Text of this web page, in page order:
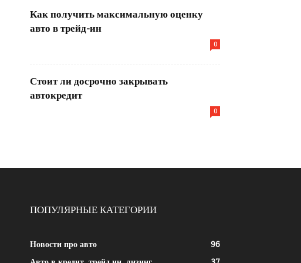
Как получить максимальную оценку
авто в трейд-ин
0
Стоит ли досрочно закрывать
автокредит
0
ПОПУЛЯРНЫЕ КАТЕГОРИИ
Новости про авто
96